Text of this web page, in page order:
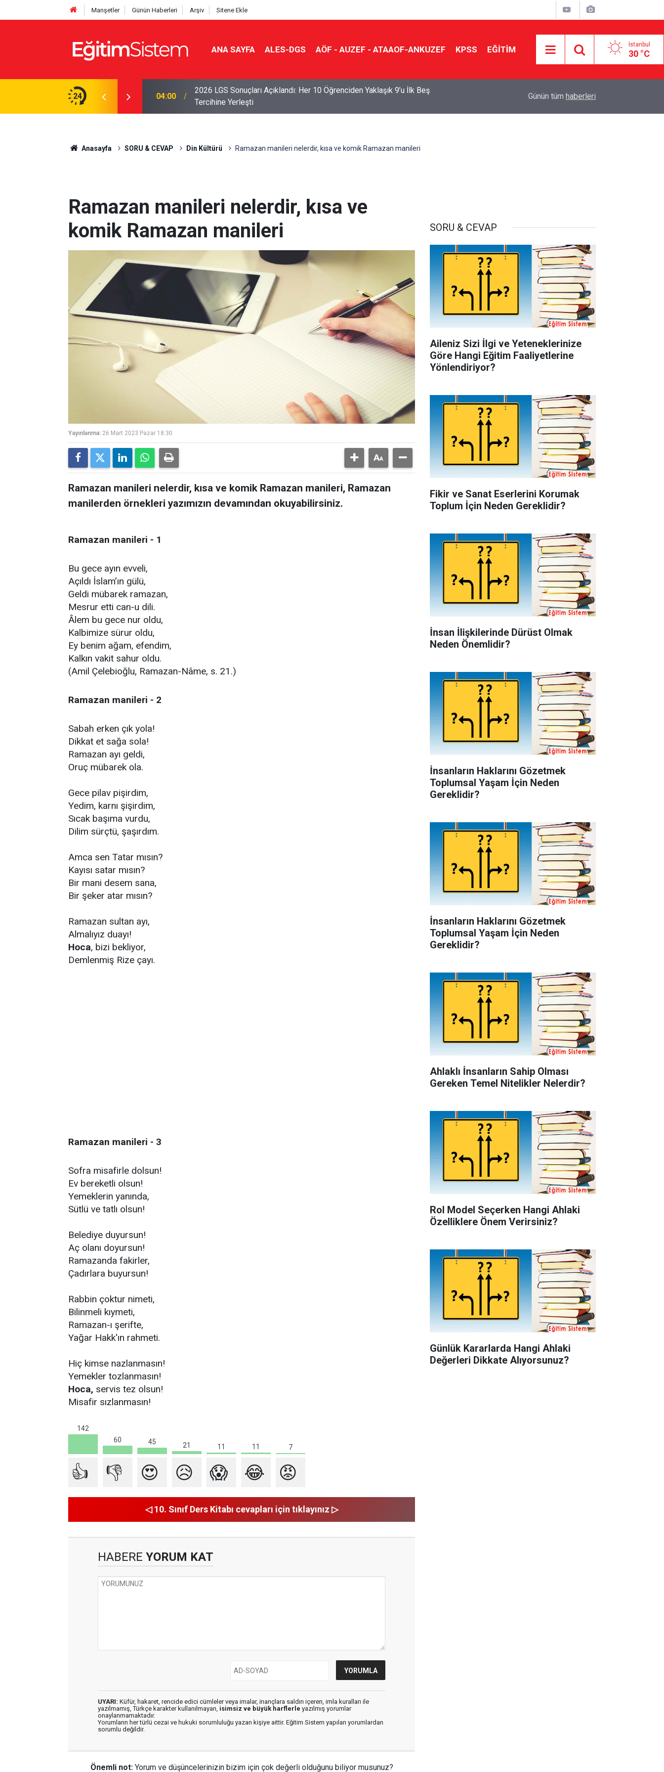
Manşetler Günün Haberleri Arşiv Sitene Ekle
ANA SAYFA ALES-DGS AÖF - AUZEF - ATAAOF-ANKUZEF KPSS EĞİTİM İstanbul
30 °C
24
Sınavla Alan Liseler Yüzde 95,76
04:00
2026 LGS Sonuçları Açıklandı: Her 10 Öğrenciden Yaklaşık 9’u İlk Beş
Tercihine Yerleşti
Yönlendiriyor?
Günün tüm haberleri
Anasayfa SORU & CEVAP Din Kültürü Ramazan manileri nelerdir, kısa ve komik Ramazan manileri
Ramazan manileri nelerdir, kısa ve
komik Ramazan manileri
Yayınlanma: 26 Mart 2023 Pazar 18:30
Ramazan manileri nelerdir, kısa ve komik Ramazan manileri, Ramazan
manilerden örnekleri yazımızın devamından okuyabilirsiniz.
Ramazan manileri - 1
Bu gece ayın evveli,
Açıldı İslam’ın gülü,
Geldi mübarek ramazan,
Mesrur etti can-u dili.
Âlem bu gece nur oldu,
Kalbimize sürur oldu,
Ey benim ağam, efendim,
Kalkın vakit sahur oldu.
(Amil Çelebioğlu, Ramazan-Nâme, s. 21.)
Ramazan manileri - 2
Sabah erken çık yola!
Dikkat et sağa sola!
Ramazan ayı geldi,
Oruç mübarek ola.
Gece pilav pişirdim,
Yedim, karnı şişirdim,
Sıcak başıma vurdu,
Dilim sürçtü, şaşırdım.
Amca sen Tatar mısın?
Kayısı satar mısın?
Bir mani desem sana,
Bir şeker atar mısın?
Ramazan sultan ayı,
Almalıyız duayı!
Hoca, bizi bekliyor,
Demlenmiş Rize çayı.
Ramazan manileri - 3
Sofra misafirle dolsun!
Ev bereketli olsun!
Yemeklerin yanında,
Sütlü ve tatlı olsun!
Belediye duyursun!
Aç olanı doyursun!
Ramazanda fakirler,
Çadırlara buyursun!
Rabbin çoktur nimeti,
Bilinmeli kıymeti,
Ramazan-ı şerifte,
Yağar Hakk'ın rahmeti.
Hiç kimse nazlanmasın!
Yemekler tozlanmasın!
Hoca, servis tez olsun!
Misafir sızlanmasın!
142
60
45 21 11 11 7
👍 👎 😍 😥 😱 😂 😡
◁ 10. Sınıf Ders Kitabı cevapları için tıklayınız ▷
HABERE YORUM KAT
UYARI: Küfür, hakaret, rencide edici cümleler veya imalar, inançlara saldırı içeren, imla kuralları ile
yazılmamış, Türkçe karakter kullanılmayan, isimsiz ve büyük harflerle yazılmış yorumlar
onaylanmamaktadır.
Yorumların her türlü cezai ve hukuki sorumluluğu yazan kişiye aittir. Eğitim Sistem yapılan yorumlardan
sorumlu değildir.
Önemli not: Yorum ve düşüncelerinizin bizim için çok değerli olduğunu biliyor musunuz?
SORU & CEVAP
Aileniz Sizi İlgi ve Yeteneklerinize
Göre Hangi Eğitim Faaliyetlerine
Yönlendiriyor?
Fikir ve Sanat Eserlerini Korumak
Toplum İçin Neden Gereklidir?
İnsan İlişkilerinde Dürüst Olmak
Neden Önemlidir?
İnsanların Haklarını Gözetmek
Toplumsal Yaşam İçin Neden
Gereklidir?
İnsanların Haklarını Gözetmek
Toplumsal Yaşam İçin Neden
Gereklidir?
Ahlaklı İnsanların Sahip Olması
Gereken Temel Nitelikler Nelerdir?
Rol Model Seçerken Hangi Ahlaki
Özelliklere Önem Verirsiniz?
Günlük Kararlarda Hangi Ahlaki
Değerleri Dikkate Alıyorsunuz?